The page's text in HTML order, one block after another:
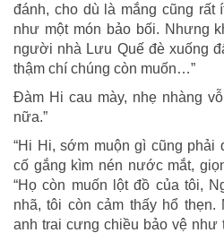
đánh, cho dù là mắng cũng rất
như một món bảo bối. Nhưng
người nhà Lưu Quế đè xuống
thậm chí chúng còn muốn…”
Đàm Hi cau mày, nhẹ nhàng
nữa.”
“Hi Hi, sớm muộn gì cũng phải
cố gắng kìm nén nước mắt,
“Họ còn muốn lột đồ của tôi,
nhã, tôi còn cảm thấy hổ
anh trai cưng chiều bảo vệ